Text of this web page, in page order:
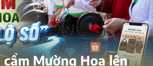
Mường Hoa lên